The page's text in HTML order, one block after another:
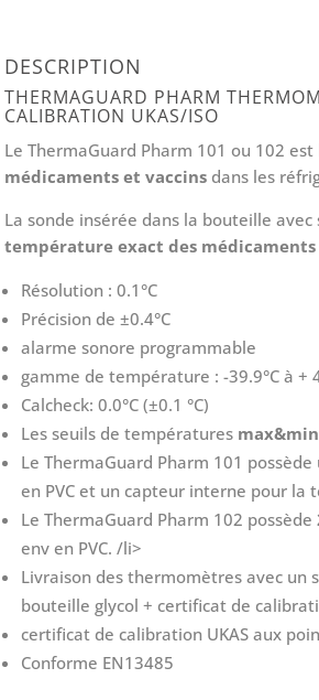
DESCRIPTION
THERMAGUARD PHARM
CALIBRATION UKAS/ISO
Le ThermaGuard Pharm 101 ou 102
médicaments et vaccins dans les
La sonde insérée dans la bouteille
température exact des médicaments
Résolution : 0.1°C
Précision de±0.4°C
alarme sonore programmable
gamme de température : -39.9°C à +
Calcheck: 0.0°C (±0.1 °C)
Les seuils de températures max&min
Le ThermaGuard Pharm 101
en PVC et un capteur interne pour la
Le ThermaGuard Pharm 102 possède
env en PVC. /li>
Livraison des thermomètres avec un
bouteille glycol + certificat de
certificat de calibration UKAS aux
Conforme EN13485